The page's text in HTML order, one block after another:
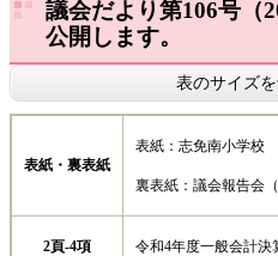
議会だより第106号（
公開します。
表のサイズ
表紙・裏表紙
表紙：志免南小学校
裏表紙：議会報告会
2頁-4項 令和4年度一般会計決